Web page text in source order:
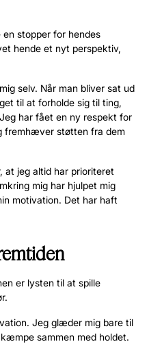
stopper for hendes
hende et nyt perspektiv,
selv. Når man bliver sat ud
til at forholde sig til ting,
har fået en ny respekt for
fremhæver støtten fra dem
at jeg altid har prioriteret
mig har hjulpet mig
motivation. Det har haft
er lysten til at spille
Jeg glæder mig bare til
sammen med holdet.